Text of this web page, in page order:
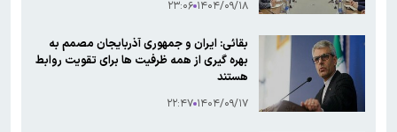
۱۴۰۴/۰۹/۱۸ ۲۳:۰۶
بقائی: ایران و جمهوری آذربایجان مصمم به
بهره گیری از همه ظرفیت ها برای تقویت روابط
هستند
۱۴۰۴/۰۹/۱۷ ۲۲:۴۷